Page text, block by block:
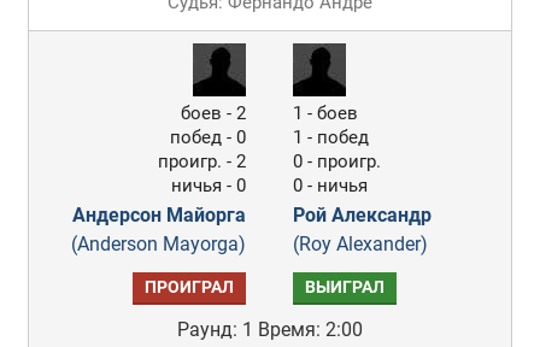
боев - 2
побед - 0
проигр. - 2
ничья - 0
Андерсон Майорга
(Anderson Mayorga)
1 - боев
1 - побед
0 - проигр.
0 - ничья
Рой Александр
(Roy Alexander)
ПРОИГРАЛ ВЫИГРАЛ
Раунд: 1 Время: 2:00